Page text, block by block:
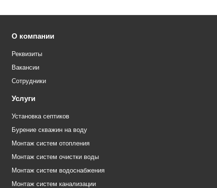
О компании
Реквизиты
Вакансии
Сотрудники
Услуги
Установка септиков
Бурение скважин на воду
Монтаж систем отопления
Монтаж систем очистки воды
Монтаж систем водоснабжения
Монтаж систем канализации